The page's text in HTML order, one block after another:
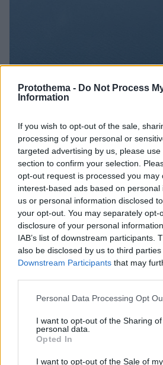
Protothema - Do Not Process
Information
If you wish to opt-out of the sale,
processing of your personal or
targeted advertising by us, please
section to confirm your selection.
opt-out request is processed you may
interest-based ads based on
us or personal information disclosed
your opt-out. You may separately opt-
disclosure of your personal
IAB’s list of downstream participants.
also be disclosed by us to third
Downstream Participants that may
Please note that this website/app
not limited to your visit or usage
grant or deny consent to Google and
use your data for below specified
consent section.
Personal Data Processing Opt
I want to opt-out of the Sharing
personal data.
Opted In
I want to opt-out of the Sale of my
«Ο γιος μου είναι καλά,
του» είπε στο protothema.gr ο
του μαχητικού - Ο αεροπόρος
θάλασσα πάνω στη σωσίβια
περιλαμβάνεται στο κιτ
251 ΓΝΑ
20.03.2024, 16:10 360